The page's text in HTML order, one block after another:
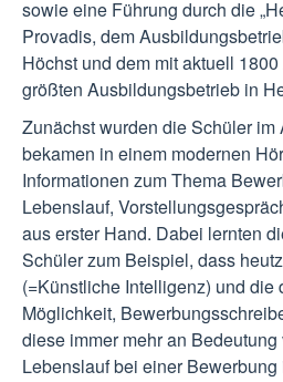
sowie eine Führung durch die
Provadis, dem
Höchst und dem mit aktuell
größten Ausbildungsbetrieb in
Zunächst wurden die Schüler
bekamen in einem modernen
Informationen zum Thema
Lebenslauf,
aus erster Hand. Dabei lernten
Schüler zum Beispiel, dass
(=Künstliche Intelligenz) und die
Möglichkeit,
diese immer mehr an
Lebenslauf bei einer